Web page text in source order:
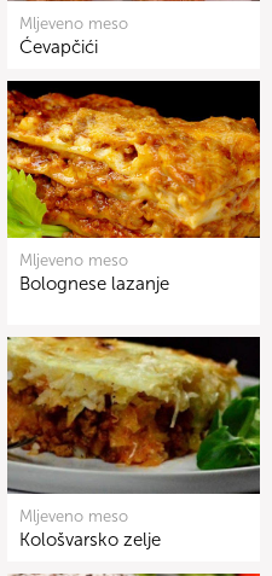
Mljeveno meso
Ćevapčići
Mljeveno meso
Bolognese lazanje
Mljeveno meso
Kološvarsko zelje